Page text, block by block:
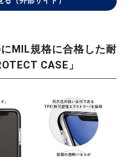
MIL規格に合格した耐
CASE」